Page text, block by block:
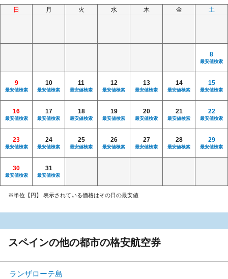
日 月 火 水 木 金 土
8
最安値検索
9
最安値検索
10
最安値検索
11
最安値検索
12
最安値検索
13
最安値検索
14
最安値検索
15
最安値検索
16
最安値検索
17
最安値検索
18
最安値検索
19
最安値検索
20
最安値検索
21
最安値検索
22
最安値検索
23
最安値検索
24
最安値検索
25
最安値検索
26
最安値検索
27
最安値検索
28
最安値検索
29
最安値検索
30
最安値検索
31
最安値検索
※単位【円】 表示されている価格はその日の最安値
スペインの他の都市の格安航空券
ランザローテ島